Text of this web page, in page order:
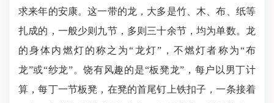
求来年的安康。这一带的龙，大多是竹、木、布、纸等
扎成的，一般少则九节，多则三十余节，均为单数。龙
的身体内燃灯的称之为“龙灯”，不燃灯者称为“布
龙”或“纱龙”。饶有风趣的是“板凳龙”，每户以男丁计
算，每丁一节板凳，在凳的首尾钉上铁扣子，一条接着